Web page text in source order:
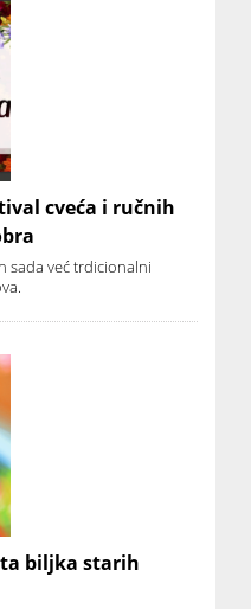
cveća i ručnih
sada već trdicionalni
biljka starih